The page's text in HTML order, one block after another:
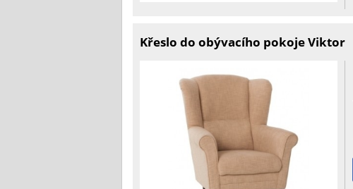
Křeslo do obývacího pokoje Viktor